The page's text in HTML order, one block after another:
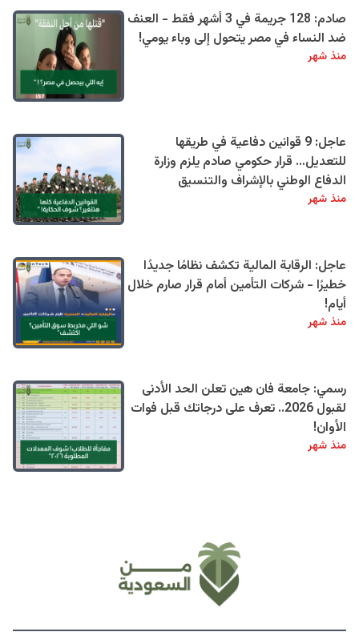
صادم: 128 جريمة في 3 أشهر فقط - العنف
ضد النساء في مصر يتحول إلى وباء يومي!
منذ شهر
عاجل: 9 قوانين دفاعية في طريقها
للتعديل… قرار حكومي صادم يلزم وزارة
الدفاع الوطني بالإشراف والتنسيق
منذ شهر
عاجل: الرقابة المالية تكشف نظامًا جديدًا
خطيرًا - شركات التأمين أمام قرار صارم خلال
أيام!
منذ شهر
رسمي: جامعة فان هين تعلن الحد الأدنى
لقبول 2026.. تعرف على درجاتك قبل فوات
الأوان!
منذ شهر